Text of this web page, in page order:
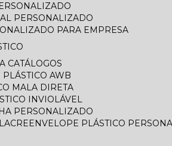
PERSONALIZADO
PARA EMPRESA
CATÁLOGOS
PLÁSTICO AWB
MALA DIRETA
INVIOLÁVEL
PERSONALIZADO
ENVELOPE PLÁSTICO